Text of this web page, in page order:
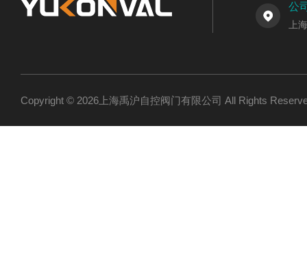
公
上
Copyright © 2026上海禹沪自控阀门有限公司 All Rights